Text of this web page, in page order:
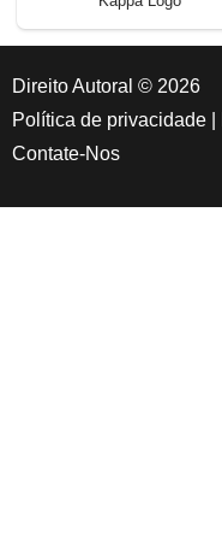
Direito Autoral © 2026
Política de privacidade
Contate-Nos